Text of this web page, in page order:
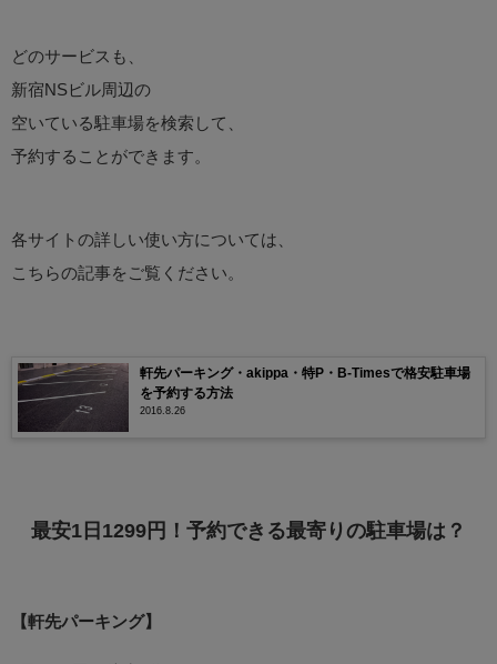
どのサービスも、
新宿NSビル周辺の
空いている駐車場を検索して、
予約することができます。
各サイトの詳しい使い方については、
こちらの記事をご覧ください。
軒先パーキング・akippa・特P・B-Timesで格安駐車場
を予約する方法
2016.8.26
最安1日1299円！予約できる最寄りの駐車場は？
【軒先パーキング】